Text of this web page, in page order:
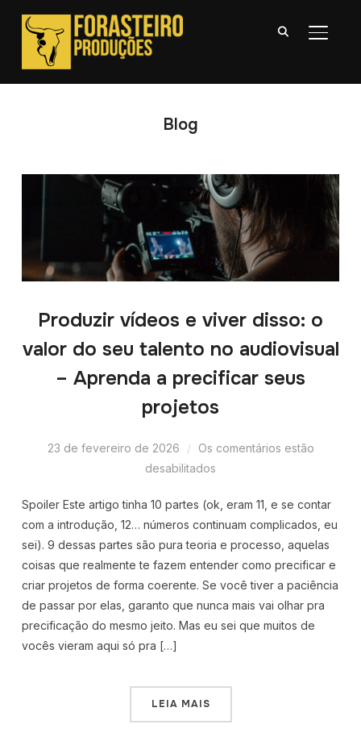
Blog
Produzir vídeos e viver disso: o
valor do seu talento no audiovisual
– Aprenda a precificar seus
projetos
23 de fevereiro de 2026
Os comentários estão
desabilitados
Spoiler Este artigo tinha 10 partes (ok, eram 11, e se contar
com a introdução, 12… números continuam complicados, eu
sei). 9 dessas partes são pura teoria e processo, aquelas
coisas que realmente te fazem entender como precificar e
criar projetos de forma coerente. Se você tiver a paciência
de passar por elas, garanto que nunca mais vai olhar pra
precificação do mesmo jeito. Mas eu sei que muitos de
vocês vieram aqui só pra […]
LEIA MAIS